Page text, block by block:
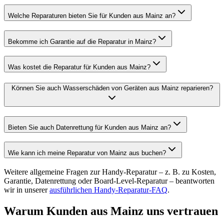
Welche Reparaturen bieten Sie für Kunden aus Mainz an?
Bekomme ich Garantie auf die Reparatur in Mainz?
Was kostet die Reparatur für Kunden aus Mainz?
Können Sie auch Wasserschäden von Geräten aus Mainz reparieren?
Bieten Sie auch Datenrettung für Kunden aus Mainz an?
Wie kann ich meine Reparatur von Mainz aus buchen?
Weitere allgemeine Fragen zur Handy-Reparatur – z. B. zu Kosten,
Garantie, Datenrettung oder Board-Level-Reparatur – beantworten
wir in unserer ausführlichen Handy-Reparatur-FAQ.
Warum Kunden aus Mainz uns vertrauen